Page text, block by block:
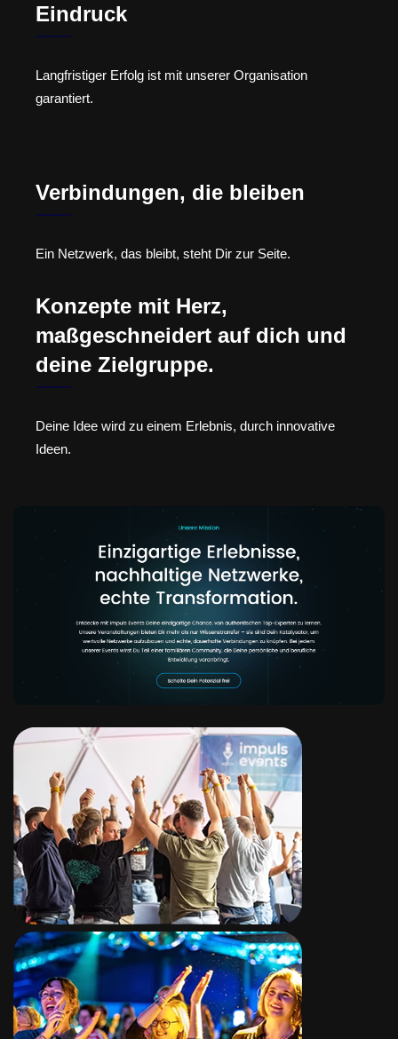
Eindruck
Langfristiger Erfolg ist mit unserer Organisation
garantiert.
Verbindungen, die bleiben
Ein Netzwerk, das bleibt, steht Dir zur Seite.
Konzepte mit Herz,
maßgeschneidert auf dich und
deine Zielgruppe.
Deine Idee wird zu einem Erlebnis, durch innovative
Ideen.